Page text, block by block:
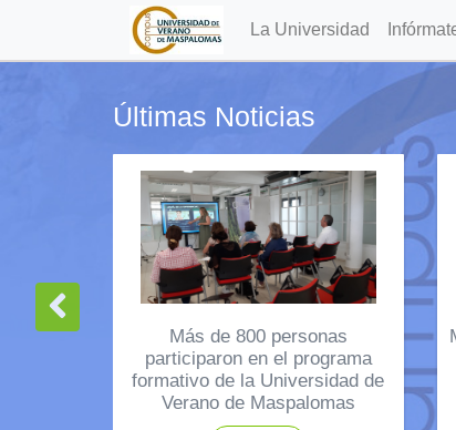
La Universidad
Últimas Noticias
Más de 800 personas
participaron en el programa
formativo de la Universidad de
Verano de Maspalomas